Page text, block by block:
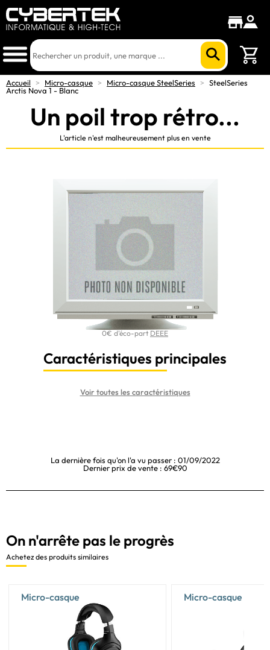
Accueil > Micro-casque > Micro-casque SteelSeries > SteelSeries
Arctis Nova 1 - Blanc
Un poil trop rétro...
L'article n'est malheureusement plus en vente
0€ d'éco-part DEEE
Caractéristiques principales
Voir toutes les caractéristiques
La dernière fois qu'on l'a vu passer : 01/09/2022
Dernier prix de vente : 69€90
On n'arrête pas le progrès
Achetez des produits similaires
Micro-casque Micro-casque